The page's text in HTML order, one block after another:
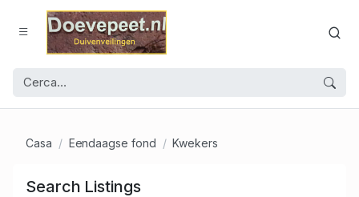
Casa Eendaagse fond Kwekers
Search Listings